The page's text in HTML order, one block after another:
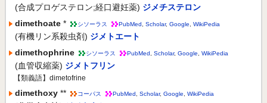
(合成プロゲステロン;経口避妊薬) ジメチステロン
dimethoate * シソーラス PubMed Scholar, Google WikiPedia
(有機リン系殺虫剤) ジメトエート
dimethophrine
シソーラス PubMed Scholar, Google WikiPedia
(血管収縮薬) ジメトフリン
【類義語】dimetofrine
dimethoxy ** コーパス PubMed Scholar, Google WikiPedia